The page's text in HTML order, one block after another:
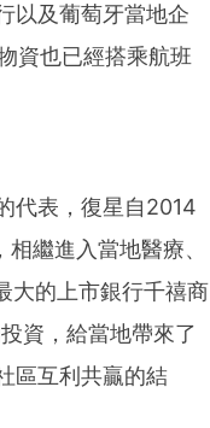
以及葡萄牙當地企
資也已經搭乘航班
代表，復星自2014
繼進入當地醫療、
大的上市銀行千禧商
資，給當地帶來了
區互利共贏的結